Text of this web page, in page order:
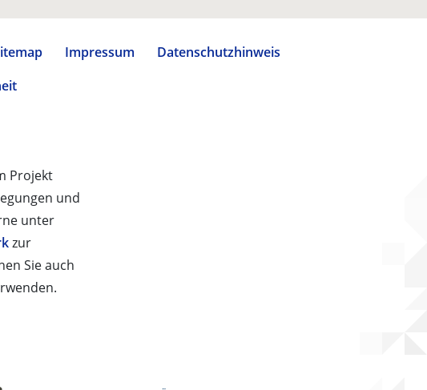
Impressum
Datenschutzhinweis
Projekt
und
unter
zur
Sie auch